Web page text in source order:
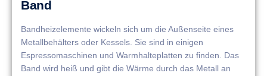
Band
Bandheizelemente wickeln sich um die Außenseite eines
Metallbehälters oder Kessels. Sie sind in einigen
Espressomaschinen und Warmhalteplatten zu finden. Das
Band wird heiß und gibt die Wärme durch das Metall an